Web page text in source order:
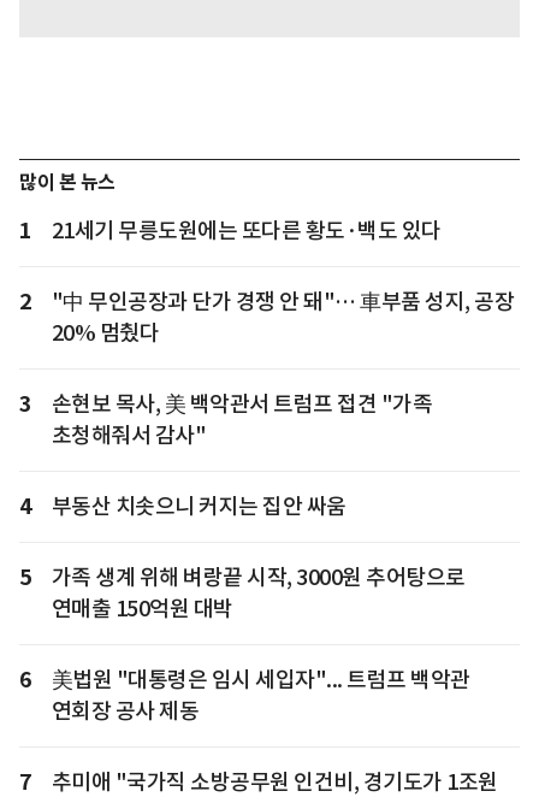
많이 본 뉴스
1 21세기 무릉도원에는 또다른 황도·백도 있다
2
"中 무인공장과 단가 경쟁 안 돼"… 車부품 성지, 공장
20% 멈췄다
3
손현보 목사, 美 백악관서 트럼프 접견 "가족
초청해줘서 감사"
4 부동산 치솟으니 커지는 집안 싸움
5
가족 생계 위해 벼랑끝 시작, 3000원 추어탕으로
연매출 150억원 대박
6
美법원 "대통령은 임시 세입자"... 트럼프 백악관
연회장 공사 제동
7
추미애 "국가직 소방공무원 인건비, 경기도가 1조원